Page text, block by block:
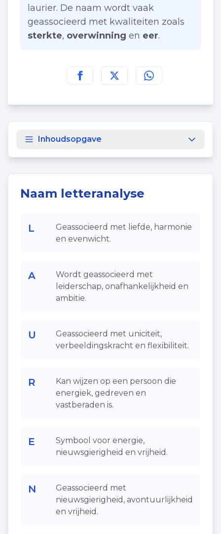
laurier. De naam wordt vaak
geassocieerd met kwaliteiten zoals
sterkte, overwinning en eer.
Deel deze pagina op
Deel deze pagina op
Deel deze pagina
Inhoudsopgave
Naam letteranalyse
L
Geassocieerd met liefde, harmonie
en evenwicht.
A
Wordt geassocieerd met
leiderschap, onafhankelijkheid en
ambitie.
U
Geassocieerd met uniciteit,
verbeeldingskracht en flexibiliteit.
R
Kan wijzen op een persoon die
energiek, gedreven en
vastberaden is.
E
Symbool voor energie,
nieuwsgierigheid en vrijheid.
N
Geassocieerd met
nieuwsgierigheid, avontuurlijkheid
en vrijheid.